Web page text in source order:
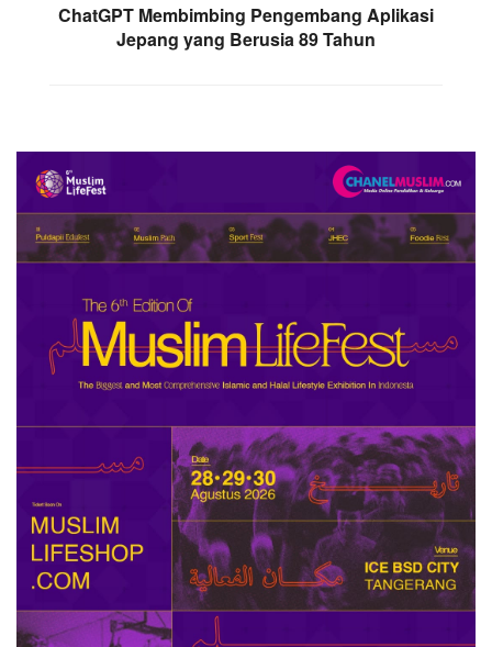
ChatGPT Membimbing Pengembang Aplikasi
Jepang yang Berusia 89 Tahun